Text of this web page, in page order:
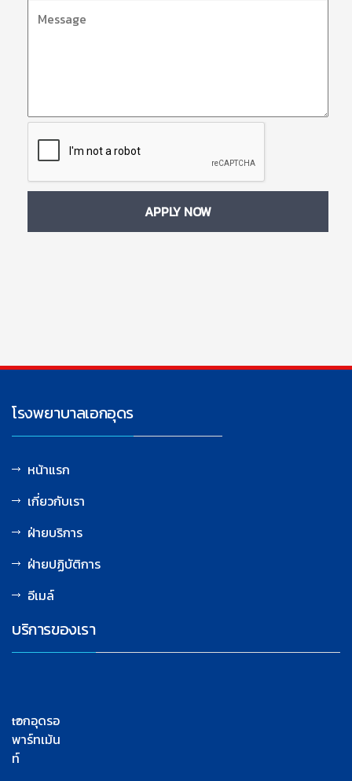
โรงพยาบาลเอกอุดร
หน้าแรก
เกี่ยวกับเรา
ฝ่ายบริการ
ฝ่ายปฏิบัติการ
อีเมล์
บริการของเรา
เอกอุดรอ
พาร์ทเม้น
ท์